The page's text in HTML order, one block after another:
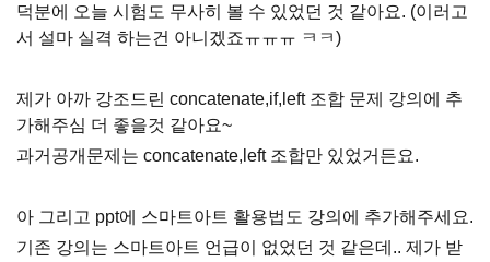
덕분에 오늘 시험도 무사히 볼 수 있었던 것 같아요. (이러고
서 설마 실격 하는건 아니겠죠ㅠㅠㅠ ㅋㅋ)
제가 아까 강조드린 concatenate,if,left 조합 문제 강의에 추
가해주심 더 좋을것 같아요~
과거공개문제는 concatenate,left 조합만 있었거든요.
아 그리고 ppt에 스마트아트 활용법도 강의에 추가해주세요.
기존 강의는 스마트아트 언급이 없었던 것 같은데.. 제가 받